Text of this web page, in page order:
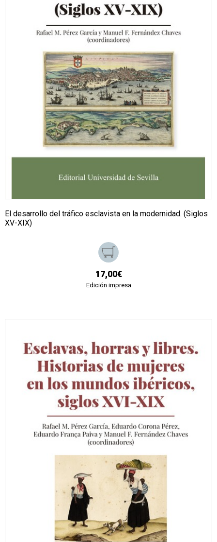
El desarrollo del tráfico esclavista en la modernidad. (Siglos
XV-XIX)
17,00€
Edición impresa